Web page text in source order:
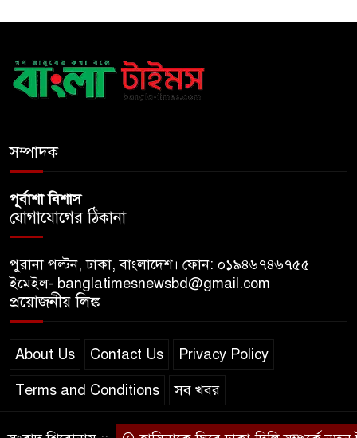
আয়োজন করলেন প্রতিমন্ত্রী টুকু
সম্পাদক
পূর্বাশা বিশাস
যোগাযোগের ঠিকানা
পুরানা পল্টন, ঢাকা, বাংলাদেশ। ফোন: ০১৯৪৬৭৪৬৭৫৫
ইমেইল- banglatimesnewsbd@gmail.com
প্রয়োজনীয় লিঙ্ক
About Us Contact Us Privacy Policy
Terms and Conditions সব খবর